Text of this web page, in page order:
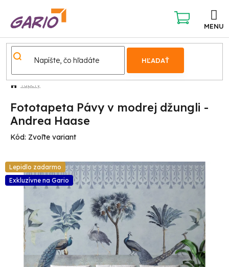
obsah
HĽADAŤ
NÁKUPNÝ
KOŠÍK
Tapety
Fototapeta Pávy v modrej džungli -
Andrea Haase
Kód: Zvoľte variant
Lepidlo zadarmo
Exkluzívne na Gario